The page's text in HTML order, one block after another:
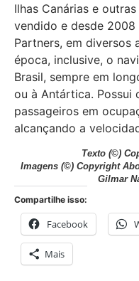
Ilhas Canárias e
vendido e desde 2008
Partners, em diversos
época, inclusive, o
Brasil, sempre em
ou à Antártica. Possui
passageiros em
alcançando a
Texto (©)
Imagens (©) Copyright
Gilmar
Compartilhe isso:
Facebook
Mais